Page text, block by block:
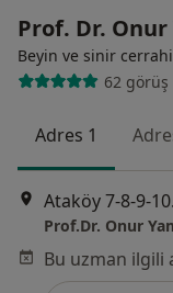
Prof. Dr. Onur
Beyin ve sinir
62 görüş
Adres 1
Prof.Dr. Onur